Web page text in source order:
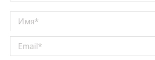
Имя *
Email *